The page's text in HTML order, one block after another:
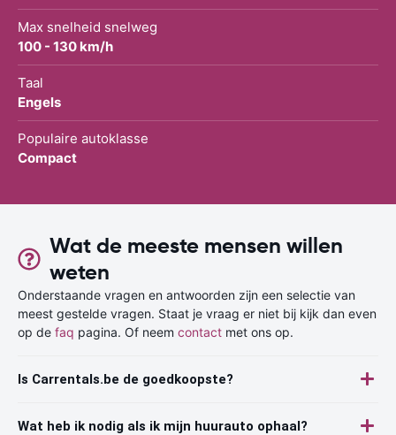
Max snelheid snelweg
100 - 130 km/h
Taal
Engels
Populaire autoklasse
Compact
Wat de meeste mensen willen
weten
Onderstaande vragen en antwoorden zijn een selectie van
meest gestelde vragen. Staat je vraag er niet bij kijk dan even
op de faq pagina. Of neem contact met ons op.
Is Carrentals.be de goedkoopste?
Wat heb ik nodig als ik mijn huurauto ophaal?